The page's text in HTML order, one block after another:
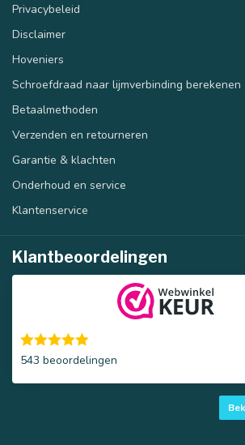
Privacybeleid
Disclaimer
Hoveniers
Schroefdraad naar lijmverbinding berekenen
Betaalmethoden
Verzenden en retourneren
Garantie & klachten
Onderhoud en service
Klantenservice
Klantbeoordelingen
543 beoordelingen